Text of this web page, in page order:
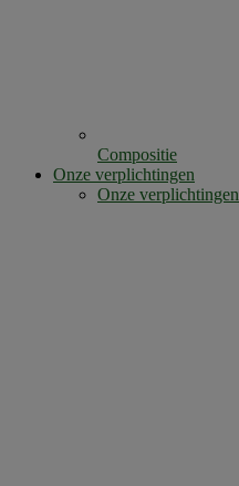
Compositie
Onze verplichtingen
Onze verplichtingen